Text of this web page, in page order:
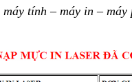
tính – máy in – máy